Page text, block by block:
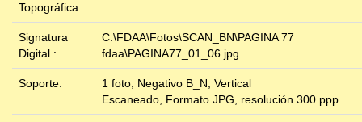
Topográfica :
Signatura
Digital :
C:\FDAA\Fotos\SCAN_BN\PAGINA 77
fdaa\PAGINA77_01_06.jpg
Soporte:
1 foto, Negativo B_N, Vertical
Escaneado, Formato JPG, resolución 300 ppp.